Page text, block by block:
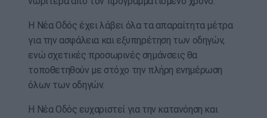
Η Νέα Οδός έχει λάβει όλα τα απαραίτητα μέτρα
για την ασφάλεια και εξυπηρέτηση των οδηγών,
ενώ σχετικές προσωρινές σημάνσεις θα
τοποθετηθούν με στόχο την πλήρη ενημέρωση
όλων των οδηγών.
Η Νέα Οδός ευχαριστεί για την κατανόηση και